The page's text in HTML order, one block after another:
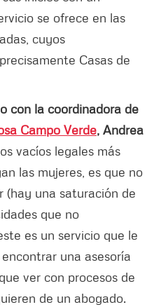
se ofrece en las
cuyos
Casas de
con la coordinadora de
Campo Verde, Andrea
vacíos legales más
las mujeres, es que no
(hay una saturación de
que no
es un servicio que le
una asesoría
ver con procesos de
de un abogado.